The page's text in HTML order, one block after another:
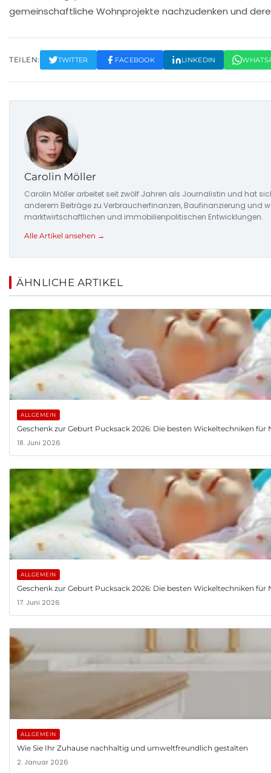
gemeinschaftliche Wohnprojekte nachzudenken und
TEILEN: TWITTER FACEBOOK LINKEDIN
Carolin Möller
Carolin Möller arbeitet seit zwölf Jahren als Journalistin und hat
anderem Beiträge zu Verbraucherfinanzen, Baufinanzierung und
marktwirtschaftlichen und immobilienpolitischen Entwicklungen.
Alle Artikel ansehen →
ÄHNLICHE ARTIKEL
ALLGEMEIN
Geschenk zur Geburt Pucksack 2026: Die besten Wickeltechniken für
18. Juni 2026
ALLGEMEIN
Geschenk zur Geburt Pucksack 2026: Die besten Wickeltechniken für
17. Juni 2026
ALLGEMEIN
Wie Sie Ihr Zuhause nachhaltig und umweltfreundlich gestalten
2. Januar 2026